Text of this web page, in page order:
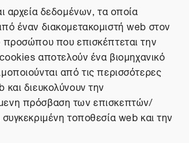
αρχεία δεδομένων, τα οποία
έναν διακομετακομιστή web στον
προσώπου που επισκέπτεται την
αποτελούν ένα βιομηχανικό
από τις περισσότερες
διευκολύνουν την
πρόσβαση των επισκεπτών/
τοποθεσία web και την